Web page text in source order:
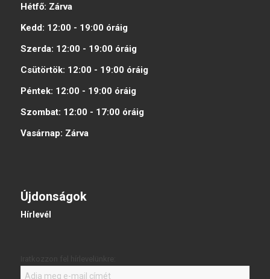
Hétfő: Zárva
Kedd: 12:00 - 19:00 óráig
Szerda: 12:00 - 19:00 óráig
Csütörtök: 12:00 - 19:00 óráig
Péntek: 12:00 - 19:00 óráig
Szombat: 12:00 - 17:00 óráig
Vasárnap: Zárva
Újdonságok
Hírlevél